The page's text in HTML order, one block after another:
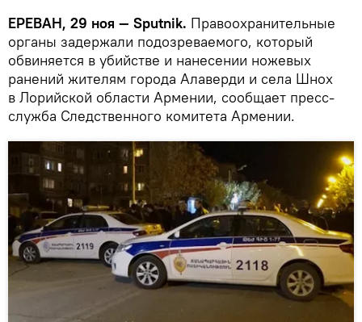
ЕРЕВАН, 29 ноя — Sputnik. Правоохранительные
органы задержали подозреваемого, который
обвиняется в убийстве и нанесении ножевых
ранений жителям города Алаверди и села Шнох
в Лорийской области Армении, сообщает пресс-
служба Следственного комитета Армении.